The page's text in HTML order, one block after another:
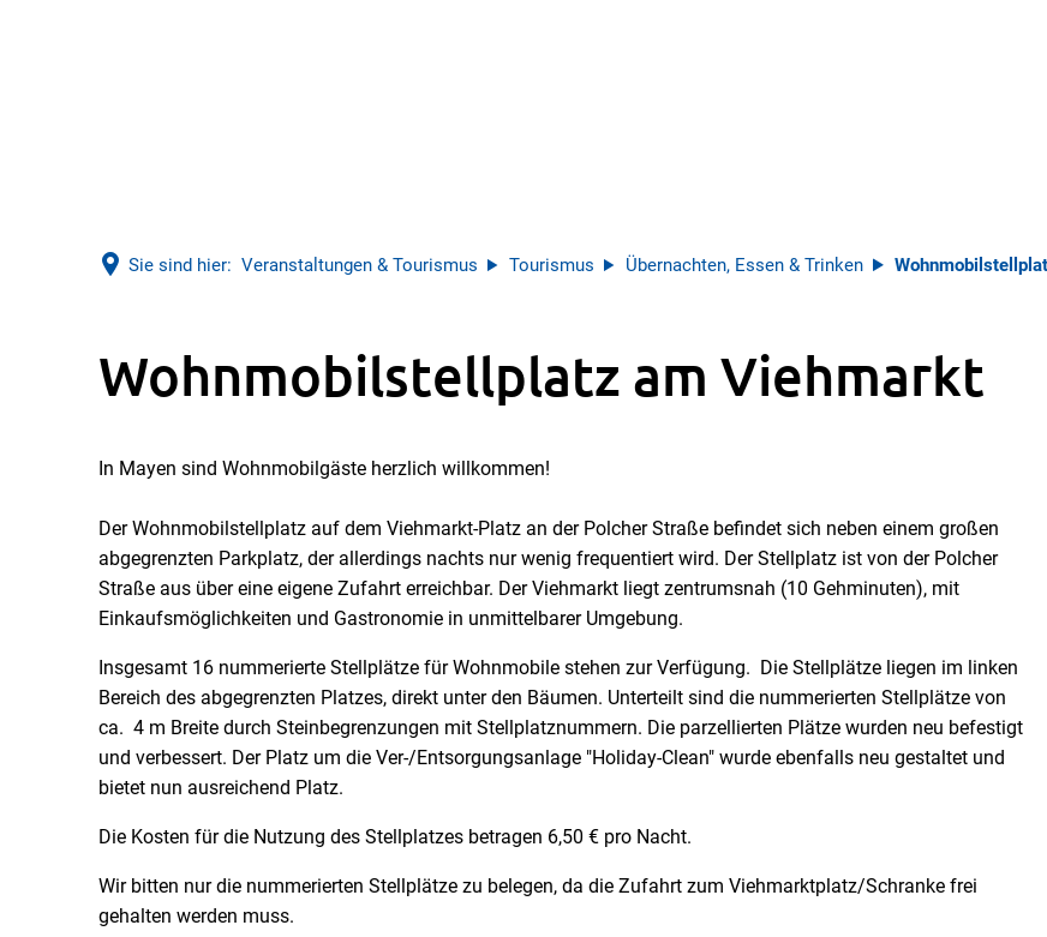
Sie sind hier: Veranstaltungen & Tourismus Tourismus Übernachten, Essen & Trinken
Wohnmobilstellplatz
Wohnmobilstellplatz am Viehmarkt
In Mayen sind Wohnmobilgäste herzlich willkommen!
Der Wohnmobilstellplatz auf dem Viehmarkt-Platz an der Polcher Straße befindet sich neben einem großen
abgegrenzten Parkplatz, der allerdings nachts nur wenig frequentiert wird. Der Stellplatz ist von der Polcher
Straße aus über eine eigene Zufahrt erreichbar. Der Viehmarkt liegt zentrumsnah (10 Gehminuten), mit
Einkaufsmöglichkeiten und Gastronomie in unmittelbarer Umgebung.
Insgesamt 16 nummerierte Stellplätze für Wohnmobile stehen zur Verfügung. Die Stellplätze liegen im linken
Bereich des abgegrenzten Platzes, direkt unter den Bäumen. Unterteilt sind die nummerierten Stellplätze von
ca. 4 m Breite durch Steinbegrenzungen mit Stellplatznummern. Die parzellierten Plätze wurden neu befestigt
und verbessert. Der Platz um die Ver-/Entsorgungsanlage "Holiday-Clean" wurde ebenfalls neu gestaltet und
bietet nun ausreichend Platz.
Die Kosten für die Nutzung des Stellplatzes betragen 6,50 € pro Nacht.
Wir bitten nur die nummerierten Stellplätze zu belegen, da die Zufahrt zum Viehmarktplatz/Schranke frei
gehalten werden muss.